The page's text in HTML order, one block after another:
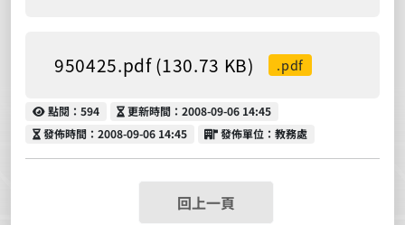
950425.pdf (130.73 KB) .pdf
點閱
點閱：594 更新時間
更新時間：2008-09-06 14:45
發佈時間
發佈時間：2008-09-06 14:45 發佈單位
發佈單位：教務處
回上一頁